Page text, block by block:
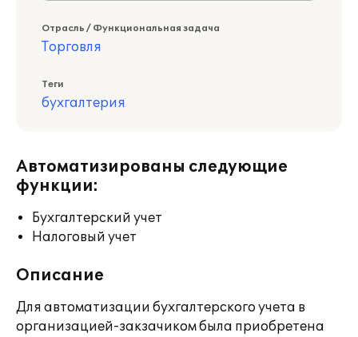
Отрасль / Функциональная задача
Торговля
Теги
бухгалтерия
Автоматизированы следующие
функции:
Бухгалтерский учет
Налоговый учет
Описание
Для автоматизации бухгалтерского учета в
организацией-закзачиком была приобретена